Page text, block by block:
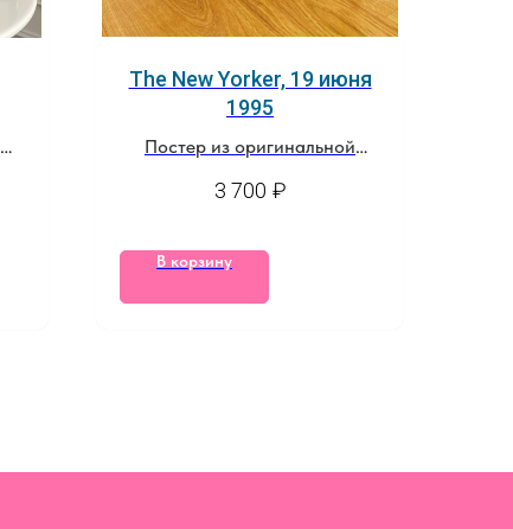
The New Yorker, 19 июня
1995
Постер из оригинальной
3 700 ₽
В корзину